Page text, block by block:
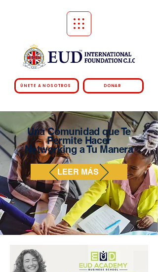
DONAR
ÚNETE A NOSOTROS
Una Comunidad que Te
Permite Hacer
Networking a Tu Manera
LEER MÁS